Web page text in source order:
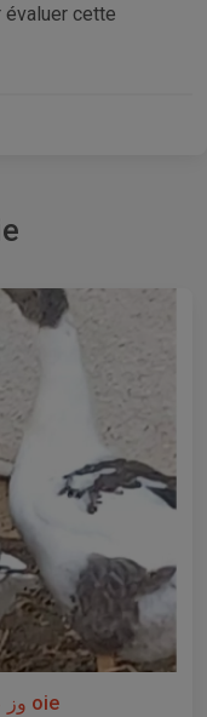
évaluer cette
A vendre très jolie couple وز عربي للبيع oie